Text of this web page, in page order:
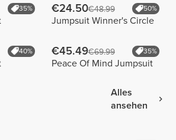
35% €24.50€48.99 50%
Jumpsuit Winner's Circle
40% €45.49€69.99 35%
Peace Of Mind Jumpsuit
Alles
ansehen